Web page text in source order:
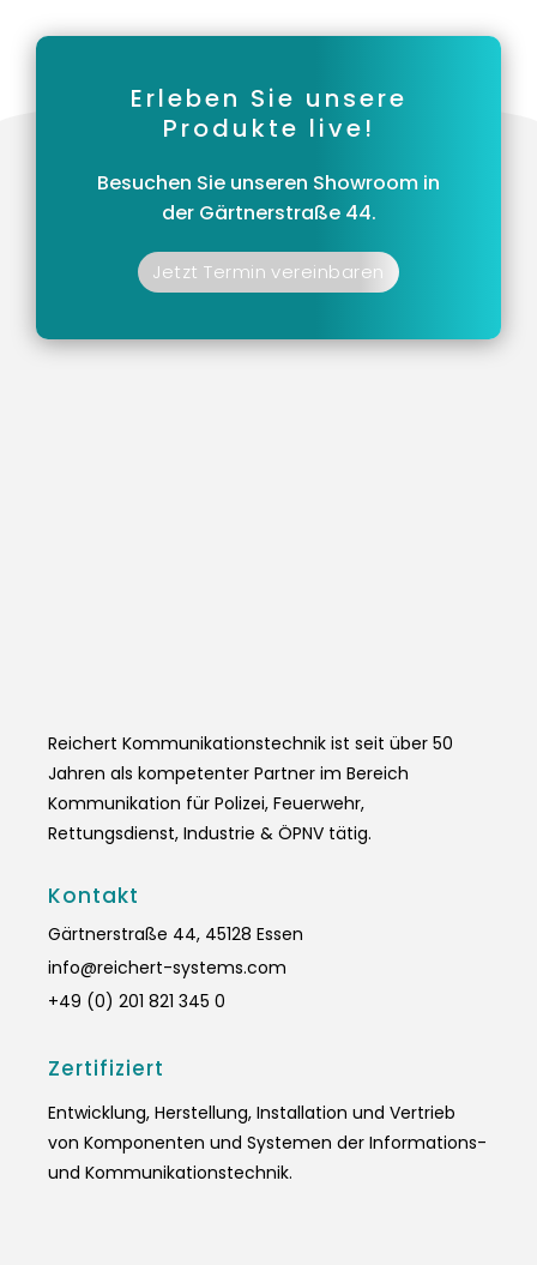
Erleben Sie unsere
Produkte live!
Besuchen Sie unseren Showroom in
der Gärtnerstraße 44.
Jetzt Termin vereinbaren
Reichert Kommunikationstechnik ist seit über 50
Jahren als kompetenter Partner im Bereich
Kommunikation für Polizei, Feuerwehr,
Rettungsdienst, Industrie & ÖPNV tätig.
Kontakt
Gärtnerstraße 44, 45128 Essen
info@reichert-systems.com
+49 (0) 201 821 345 0
Zertifiziert
Entwicklung, Herstellung, Installation und Vertrieb
von Komponenten und Systemen der Informations-
und Kommunikationstechnik.